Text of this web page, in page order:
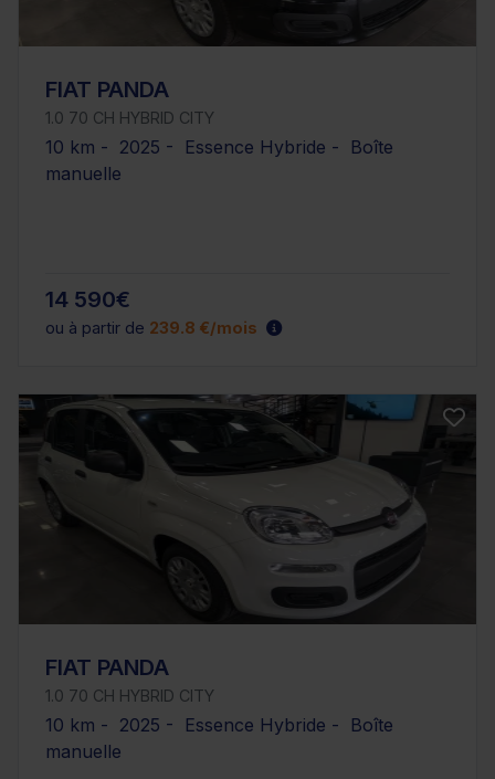
FIAT PANDA
1.0 70 CH HYBRID CITY
10 km - 2025 - Essence Hybride - Boîte
manuelle
14 590€
ou à partir de 239.8 €/mois
FIAT PANDA
1.0 70 CH HYBRID CITY
10 km - 2025 - Essence Hybride - Boîte
manuelle